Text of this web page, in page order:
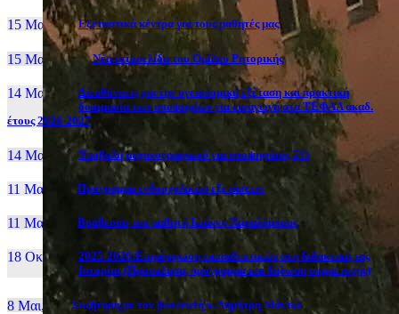
15 Μαι, 26 Εξεταστικά κέντρα για τους μαθητές μας
15 Μαι, 2026 Νέα ιστοσελίδα του Ομίλου Ρητορικής
14 Μαι, 26
Διευθύνσεις για την υγειονομική εξέταση και πρακτική
δοκιμασία των υποψηφίων για εισαγωγή στα ΤΕΦΑΑ ακαδ.
έτους 2026-2027
14 Μαι, 26 Yποβολή μηχανογραφικού για υποψηφίους 5%
11 Μαι, 26 Πρόγραμμα ενδοσχολικών εξετάσεων
11 Μαι, 26 Βράβευση του μαθητή Ιωάννη Χαραλάμπους
18 Οκτ, 25
2025-2026:Επιμόρφωση εκπαιδευτικών στη διδακτική της
Ιστορίας (Πρόσκληση, πρόγραμμα και δήλωση συμμετοχής)
8 Μαι, 26 Συζήτηση με τον βουλευτή κ. Δημήτρη Μάντζο